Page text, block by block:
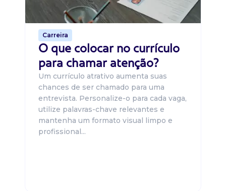
Carreira
O que colocar no currículo
para chamar atenção?
Um currículo atrativo aumenta suas
chances de ser chamado para uma
entrevista. Personalize-o para cada vaga,
utilize palavras-chave relevantes e
mantenha um formato visual limpo e
profissional...